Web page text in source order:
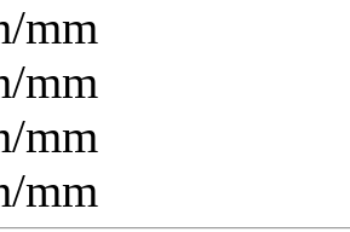
mm
mm
mm
mm